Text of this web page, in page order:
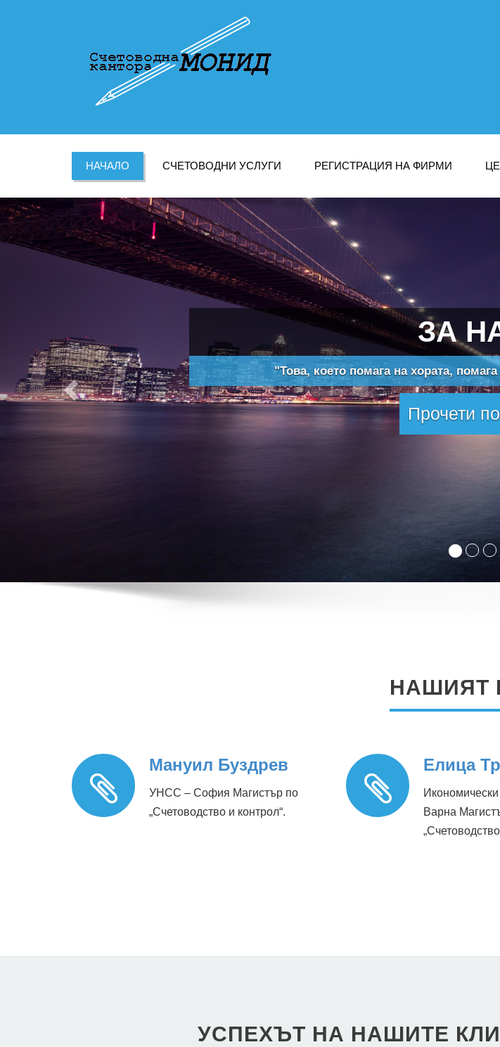
НАЧАЛО СЧЕТОВОДНИ УСЛУГИ РЕГИСТРАЦИЯ НА ФИРМИ
НАШИЯТ
Мануил Буздрев
УНСС – София Магистър по
„Счетоводство и контрол“.
Елица
Варна
УСПЕХЪТ НА НАШИТЕ